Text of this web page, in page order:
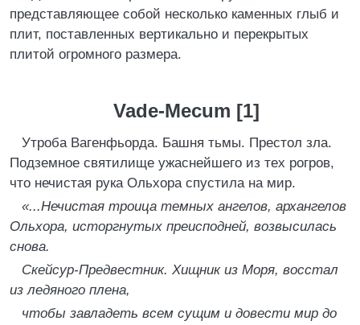
представляющее собой несколько каменных глыб и
плит, поставленных вертикально и перекрытых
плитой огромного размера.
Vade-Mecum [1]
Утроба Вагенфьорда. Башня тьмы. Престол зла.
Подземное святилище ужаснейшего из тех рогров,
что нечистая рука Ольхора спустила на мир.
«...Нечистая троица темных ангелов, архангелов
Ольхора, исторгнутых преисподней, возвысилась
снова.
Скейсур-Предвестник. Хищник из Моря, восстал
из ледяного плена,
чтобы завладеть всем сущим и довести мир до